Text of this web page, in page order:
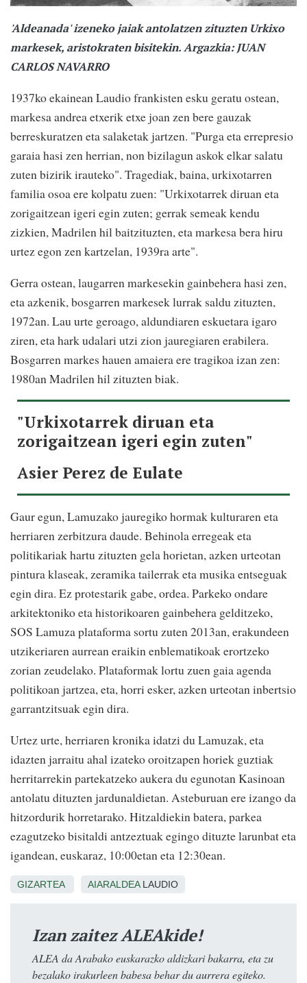
'Aldeanada' izeneko jaiak antolatzen zituzten Urkixo
markesek, aristokraten bisitekin. Argazkia: JUAN
CARLOS NAVARRO
1937ko ekainean Laudio frankisten esku geratu ostean,
markesa andrea etxerik etxe joan zen bere gauzak
berreskuratzen eta salaketak jartzen. "Purga eta errepresio
garaia hasi zen herrian, non bizilagun askok elkar salatu
zuten bizirik irauteko". Tragediak, baina, urkixotarren
familia osoa ere kolpatu zuen: "Urkixotarrek diruan eta
zorigaitzean igeri egin zuten; gerrak semeak kendu
zizkien, Madrilen hil baitzituzten, eta markesa bera hiru
urtez egon zen kartzelan, 1939ra arte".
Gerra ostean, laugarren markesekin gainbehera hasi zen,
eta azkenik, bosgarren markesek lurrak saldu zituzten,
1972an. Lau urte geroago, aldundiaren eskuetara igaro
ziren, eta hark udalari utzi zion jauregiaren erabilera.
Bosgarren markes hauen amaiera ere tragikoa izan zen:
1980an Madrilen hil zituzten biak.
"Urkixotarrek diruan eta
zorigaitzean igeri egin zuten"
Asier Perez de Eulate
Gaur egun, Lamuzako jauregiko hormak kulturaren eta
herriaren zerbitzura daude. Behinola erregeak eta
politikariak hartu zituzten gela horietan, azken urteotan
pintura klaseak, zeramika tailerrak eta musika entseguak
egin dira. Ez protestarik gabe, ordea. Parkeko ondare
arkitektoniko eta historikoaren gainbehera gelditzeko,
SOS Lamuza plataforma sortu zuten 2013an, erakundeen
utzikeriaren aurrean eraikin enblematikoak erortzeko
zorian zeudelako. Plataformak lortu zuen gaia agenda
politikoan jartzea, eta, horri esker, azken urteotan inbertsio
garrantzitsuak egin dira.
Urtez urte, herriaren kronika idatzi du Lamuzak, eta
idazten jarraitu ahal izateko oroitzapen horiek guztiak
herritarrekin partekatzeko aukera du egunotan Kasinoan
antolatu dituzten jardunaldietan. Asteburuan ere izango da
hitzordurik horretarako. Hitzaldiekin batera, parkea
ezagutzeko bisitaldi antzeztuak egingo dituzte larunbat eta
igandean, euskaraz, 10:00etan eta 12:30ean.
GIZARTEA AIARALDEALAUDIO
Izan zaitez ALEAkide!
ALEA da Arabako euskarazko aldizkari bakarra, eta zu
bezalako irakurleen babesa behar du aurrera egiteko.